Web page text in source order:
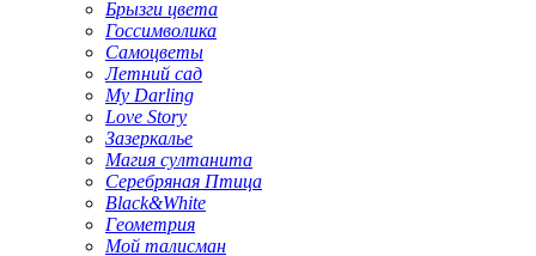
Брызги цвета
Госсимволика
Самоцветы
Летний сад
My Darling
Love Story
Зазеркалье
Магия султанита
Серебряная Птица
Black&White
Геометрия
Мой талисман